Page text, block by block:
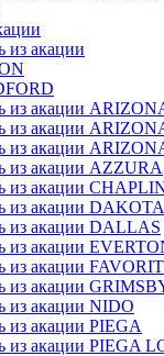
из акации
из акации
из акации
из акации
из акации AZZURA
из акации
из акации DAKOTA
из акации DALLAS
из акации
из акации
из акации
из акации NIDO
из акации PIEGA
из акации PIEGA